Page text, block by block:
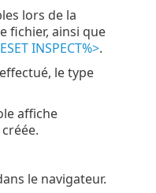
lors de la
fichier, ainsi que
INSPECT%>.
le type
affiche
le navigateur.